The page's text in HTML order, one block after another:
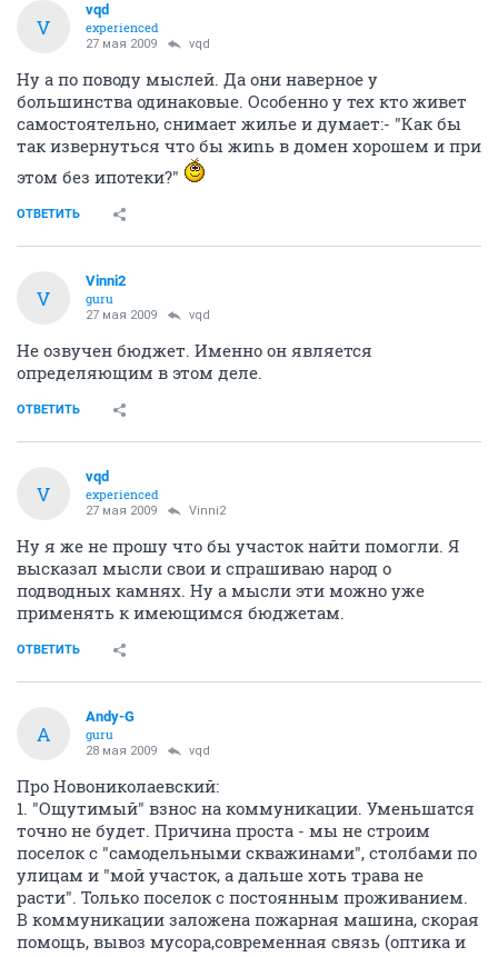
V
vqd
experienced
27 мая 2009 vqd
Ну а по поводу мыслей. Да они наверное у
большинства одинаковые. Особенно у тех кто живет
самостоятельно, снимает жилье и думает:- "Как бы
так извернуться что бы жиnь в домен хорошем и при
этом без ипотеки?"
ОТВЕТИТЬ
V
Vinni2
guru
27 мая 2009 vqd
Не озвучен бюджет. Именно он является
определяющим в этом деле.
ОТВЕТИТЬ
V
vqd
experienced
27 мая 2009 Vinni2
Ну я же не прошу что бы участок найти помогли. Я
высказал мысли свои и спрашиваю народ о
подводных камнях. Ну а мысли эти можно уже
применять к имеющимся бюджетам.
ОТВЕТИТЬ
A
Andy-G
guru
28 мая 2009 vqd
Про Новониколаевский:
1. "Ощутимый" взнос на коммуникации. Уменьшатся
точно не будет. Причина проста - мы не строим
поселок с "самодельными скважинами", столбами по
улицам и "мой участок, а дальше хоть трава не
расти". Только поселок с постоянным проживанием.
В коммуникации заложена пожарная машина, скорая
помощь, вывоз мусора,современная связь (оптика и